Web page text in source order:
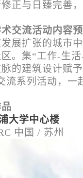
正与日臻完善
交流活动内容
展扩张的城市
。集“工作-生
的建筑设计赋
流系列活动，一
大学中心楼
中国 / 苏州